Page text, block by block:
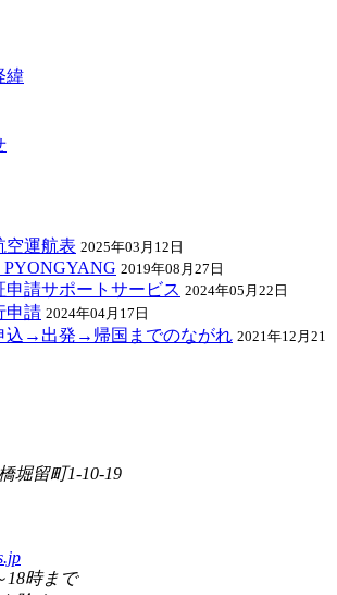
緯
空運航表 2025年03月12日
PYONGYANG 2019年08月27日
申請サポートサービス 2024年05月22日
申請 2024年04月17日
込→出発→帰国までのながれ 2021年12月21
堀留町1-10-19
18時まで